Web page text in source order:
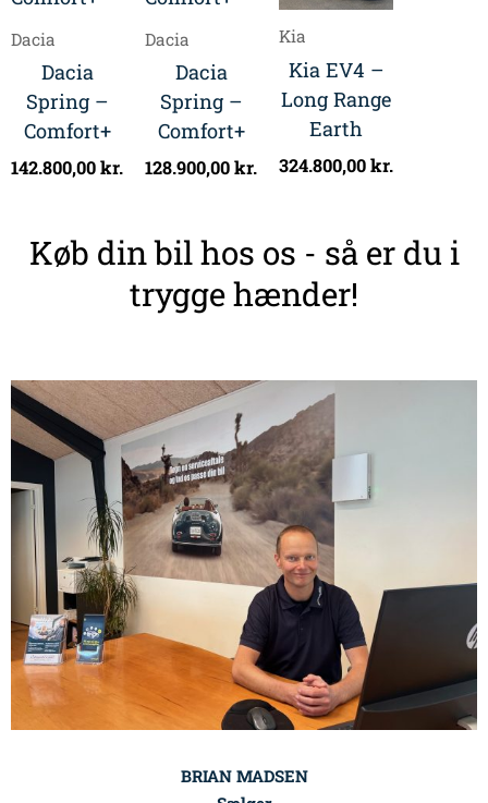
Dacia
Dacia
Spring –
Comfort+
142.800,00kr.
Dacia
Dacia
Spring –
Comfort+
128.900,00kr.
Kia
Kia EV4 –
Long Range
Earth
324.800,00kr.
Køb din bil hos os - så er du i
trygge hænder!
BRIAN MADSEN